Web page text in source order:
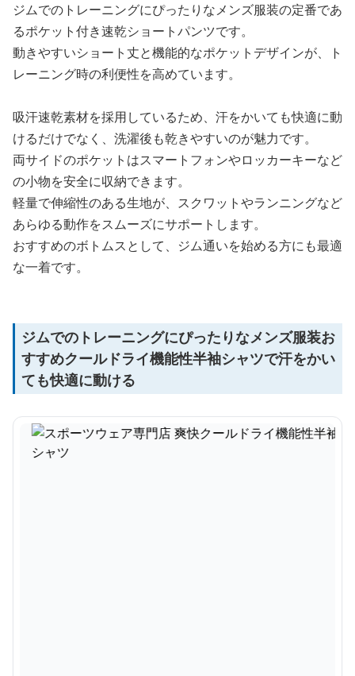
ジムでのトレーニングにぴったりなメンズ服装の定番であ
るポケット付き速乾ショートパンツです。
動きやすいショート丈と機能的なポケットデザインが、ト
レーニング時の利便性を高めています。
吸汗速乾素材を採用しているため、汗をかいても快適に動
けるだけでなく、洗濯後も乾きやすいのが魅力です。
両サイドのポケットはスマートフォンやロッカーキーなど
の小物を安全に収納できます。
軽量で伸縮性のある生地が、スクワットやランニングなど
あらゆる動作をスムーズにサポートします。
おすすめのボトムスとして、ジム通いを始める方にも最適
な一着です。
ジムでのトレーニングにぴったりなメンズ服装お
すすめクールドライ機能性半袖シャツで汗をかい
ても快適に動ける